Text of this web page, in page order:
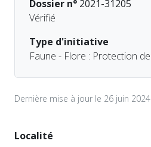
Dossier n° 2021-31205
Vérifié
Type d'initiative
Faune - Flore : Protection
Dernière mise à jour le 26 juin 2024
Localité